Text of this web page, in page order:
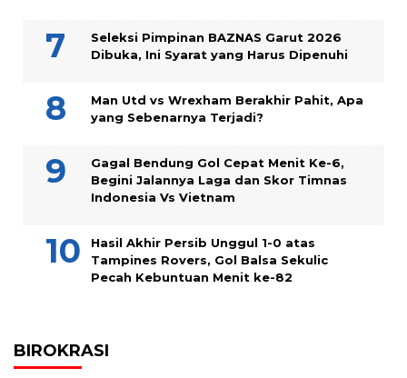
Seleksi Pimpinan BAZNAS Garut 2026
Dibuka, Ini Syarat yang Harus Dipenuhi
Man Utd vs Wrexham Berakhir Pahit, Apa
yang Sebenarnya Terjadi?
Gagal Bendung Gol Cepat Menit Ke-6,
Begini Jalannya Laga dan Skor Timnas
Indonesia Vs Vietnam
Hasil Akhir Persib Unggul 1-0 atas
Tampines Rovers, Gol Balsa Sekulic
Pecah Kebuntuan Menit ke-82
BIROKRASI